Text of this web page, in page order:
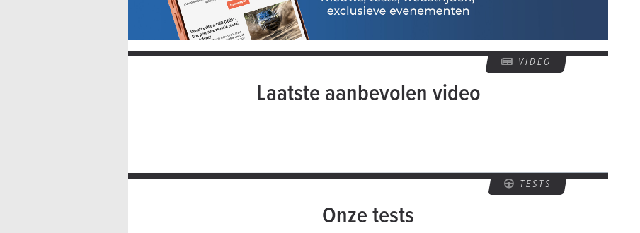
VIDEO
Laatste aanbevolen video
TESTS
Onze tests